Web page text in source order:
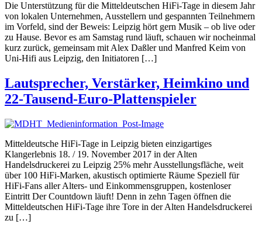
Die Unterstützung für die Mitteldeutschen HiFi-Tage in diesem Jahr
von lokalen Unternehmen, Ausstellern und gespannten Teilnehmern
im Vorfeld, sind der Beweis: Leipzig hört gern Musik – ob live oder
zu Hause. Bevor es am Samstag rund läuft, schauen wir nocheinmal
kurz zurück, gemeinsam mit Alex Daßler und Manfred Keim von
Uni-Hifi aus Leipzig, den Initiatoren […]
Lautsprecher, Verstärker, Heimkino und
22-Tausend-Euro-Plattenspieler
Mitteldeutsche HiFi-Tage in Leipzig bieten einzigartiges
Klangerlebnis 18. / 19. November 2017 in der Alten
Handelsdruckerei zu Leipzig 25% mehr Ausstellungsfläche, weit
über 100 HiFi-Marken, akustisch optimierte Räume Speziell für
HiFi-Fans aller Alters- und Einkommensgruppen, kostenloser
Eintritt Der Countdown läuft! Denn in zehn Tagen öffnen die
Mitteldeutschen HiFi-Tage ihre Tore in der Alten Handelsdruckerei
zu […]